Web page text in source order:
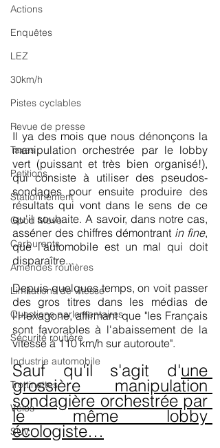
Actions
Enquêtes
LEZ
30km/h
Pistes cyclables
Revue de presse
Taxes
Petitions
Stationnement
Good Move
Carburants
Amendes routières
Limitations de vitesse
Questions parlementaires
Sécurité routière
Industrie automobile
Trottinettes
Vélos
SUV
Il ya des mois que nous dénonçons la
manipulation orchestrée par le lobby
vert (puissant et très bien organisé!),
qui consiste à utiliser des pseudos-
sondages pour ensuite produire des
résultats qui vont dans le sens de ce
qu'il souhaite. A savoir, dans notre cas,
asséner des chiffres démontrant in fine,
que l'automobile est un mal qui doit
disparaître...
Depuis quelques temps, on voit passer
des gros titres dans les médias de
l'Hexagone, affirmant que "les Français
sont favorables à l'abaissement de la
vitesse à 110 km/h sur autoroute".
Sauf qu'il s'agit d'une
grossière manipulation
sondagière orchestrée par
le même lobby
écologiste…